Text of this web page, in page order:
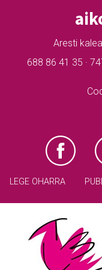
Aresti
688 86 41 35 ·
LEGE OHARRA